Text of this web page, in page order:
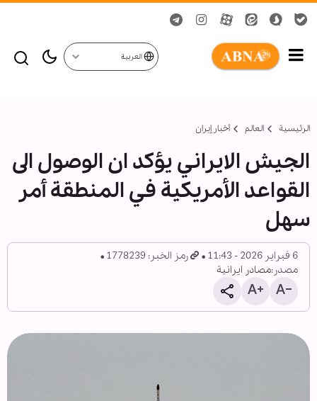
العربية
الرئيسية العالم أخبار إيران
الجيش الايراني يؤكد ان الوصول الى
القواعد الأمريكية في المنطقة أمر
سهل
6 فبراير 2026 - 11:43
رمز الخبر: 1778239
مصدر:مصادر ايرانية